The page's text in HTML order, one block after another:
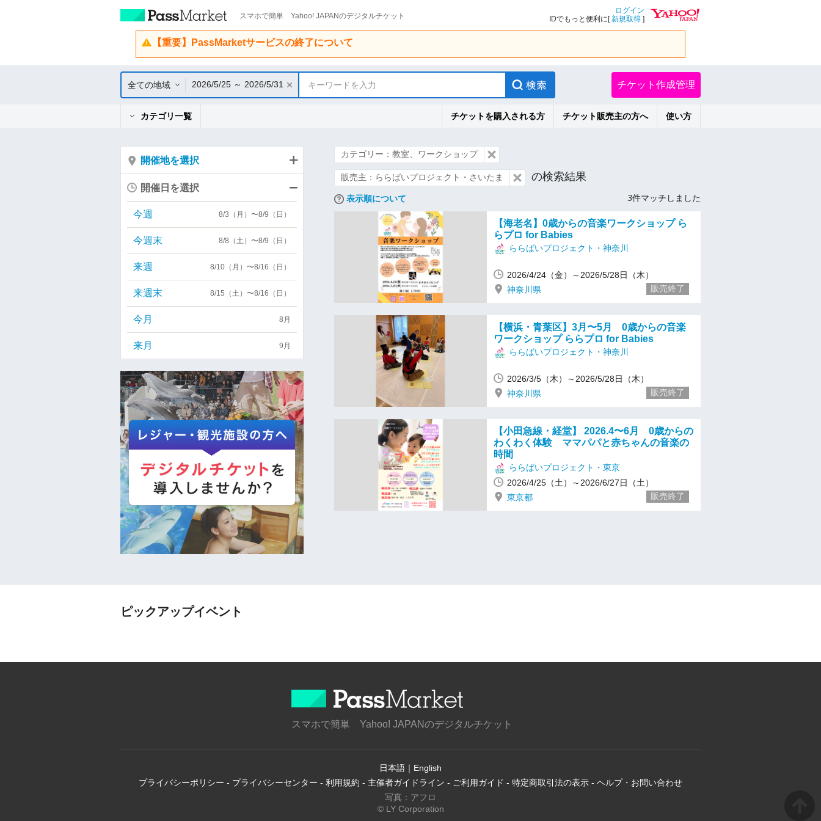
スマホで簡単 Yahoo! JAPANのデジタルチケット
ログイン
IDでもっと便利に[新規取得 ]
【重要】PassMarketサービスの終了について
全ての地域 2026/5/25 ～ 2026/5/31 キーワードを入力 チケット作成管理
カテゴリ一覧 チケットを購入される方 チケット販売主の方へ 使い方
カテゴリー：教室、ワークショップ
販売主：ららばいプロジェクト・さいたま の検索結果
表示順について 3件マッチしました
【海老名】0歳からの音楽ワークショップ ら
らプロ for Babies
ららばいプロジェクト・神奈川
2026/4/24（金）～2026/5/28日（木）
神奈川県
販売終了
【横浜・青葉区】3月〜5月 0歳からの音楽
ワークショップ ららプロ for Babies
ららばいプロジェクト・神奈川
2026/3/5（木）～2026/5/28日（木）
神奈川県
販売終了
【小田急線・経堂】 2026.4〜6月 0歳からの
わくわく体験 ママパパと赤ちゃんの音楽の
時間
ららばいプロジェクト・東京
2026/4/25（土）～2026/6/27日（土）
東京都
販売終了
開催地を選択
開催日を選択
今週 8/3（月）〜8/9（日）
今週末 8/8（土）〜8/9（日）
来週 8/10（月）〜8/16（日）
来週末 8/15（土）〜8/16（日）
今月 8月
来月 9月
ピックアップイベント
スマホで簡単 Yahoo! JAPANのデジタルチケット
日本語 ｜ English
プライバシーポリシー - プライバシーセンター - 利用規約 - 主催者ガイドライン - ご利用ガイド - 特定商取引法の表示 - ヘルプ・お問い合わせ
写真：アフロ
© LY Corporation